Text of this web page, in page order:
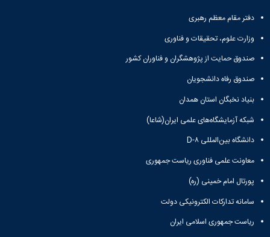
پژوهشی
تحصیلات
تکمیلی
کمیته
منتخب
ممیزی
کمیته
ترفیع
شورای
فرهنگی
دانشکده
آئین
نامه
ها
سمینارها
و
پایان
ها
آیین‌نامه‌های
معاونت
آموزشی
گروه
صنایع
گروه
نشریات
پژوهش
های
مهندسی
در
سیستم
Journal
of
Stress
Analysis
ارتباط
مکانیک
مهندسی
کامپیوتر
دفتر مقام معظم رهبری
وزارت علوم، تحقیقات و فناوری
صندوق حمایت از پژوهشگران و فناوران کشور
صندوق رفاه دانشجویان
بنیاد نخبگان استان همدان
شبکه آزمایشگاه‌های علمی ایران(شاعا)
دانشگاه بین‌المللی D-۸
معاونت علمی فناوری ریاست جمهوری
پورتال امام خمینی (ره)
سامانه تدارکات الکترونیکی دولت
ریاست جمهوری اسلامی ایران